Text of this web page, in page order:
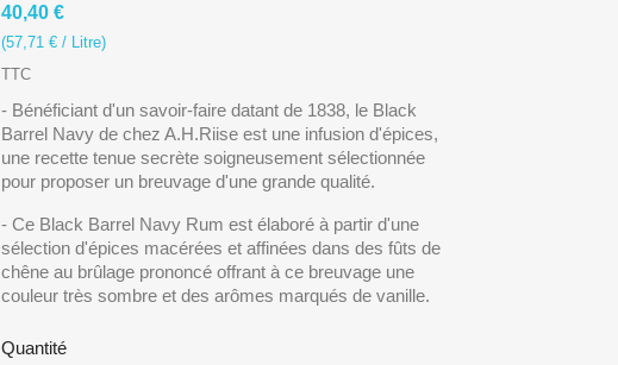
40,40 €
(57,71 € / Litre)
TTC
- Bénéficiant d'un savoir-faire datant de 1838, le Black
Barrel Navy de chez A.H.Riise est une infusion d'épices,
une recette tenue secrète soigneusement sélectionnée
pour proposer un breuvage d'une grande qualité.
- Ce Black Barrel Navy Rum est élaboré à partir d'une
sélection d'épices macérées et affinées dans des fûts de
chêne au brûlage prononcé offrant à ce breuvage une
couleur très sombre et des arômes marqués de vanille.
Quantité